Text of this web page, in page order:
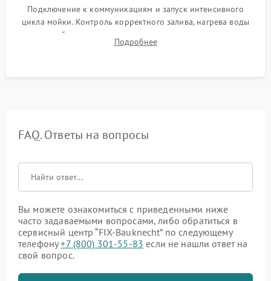
Подключение к коммуникациям и запуск интенсивного
цикла мойки. Контроль корректного залива, нагрева воды
до нужной температуры, отсутствия посторонних шумов,
штатного слива и абсолютной сухости в поддоне.
Подробнее
FAQ. Ответы на вопросы
Вы можете ознакомиться с приведенными ниже
часто задаваемыми вопросами, либо обратиться в
сервисный центр “FIX-Bauknecht” по следующему
телефону+7 (800) 301-55-83 если не нашли ответ на
свой вопрос.